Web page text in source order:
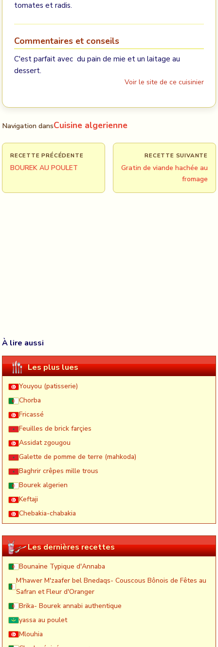
tomates et radis.
Commentaires et conseils
C'est parfait avec du pain de mie et un laitage au
dessert.
Voir le site de ce cuisinier
Navigation dansCuisine algerienne
RECETTE PRÉCÉDENTE
BOUREK AU POULET
RECETTE SUIVANTE
Gratin de viande hachée au
fromage
À lire aussi
Les plus lues
Youyou (patisserie)
Chorba
Fricassé
Feuilles de brick farçies
Assidat zgougou
Galette de pomme de terre (mahkoda)
Baghrir crêpes mille trous
Bourek algerien
Keftaji
Chebakia-chabakia
Les dernières recettes
Bounaïne Typique d'Annaba
M'hawer M'zaafer bel Bnedaqs- Couscous Bônois de Fêtes au
Safran et Fleur d'Oranger
Brika- Bourek annabi authentique
yassa au poulet
Mlouhia